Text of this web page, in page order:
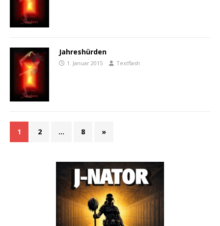
Jahreshürden
1. Januar 2015 Textflash
1 2 … 8 »